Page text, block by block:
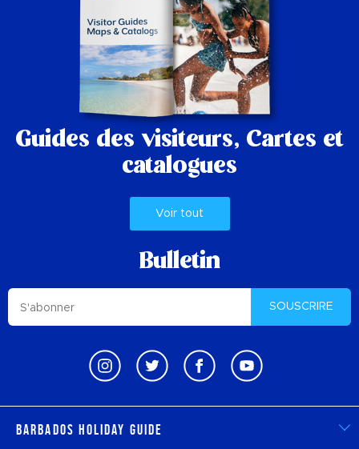
Guides des visiteurs, Cartes et
catalogues
Voir tout
Bulletin
SOUSCRIRE
Barbados Holiday Guide